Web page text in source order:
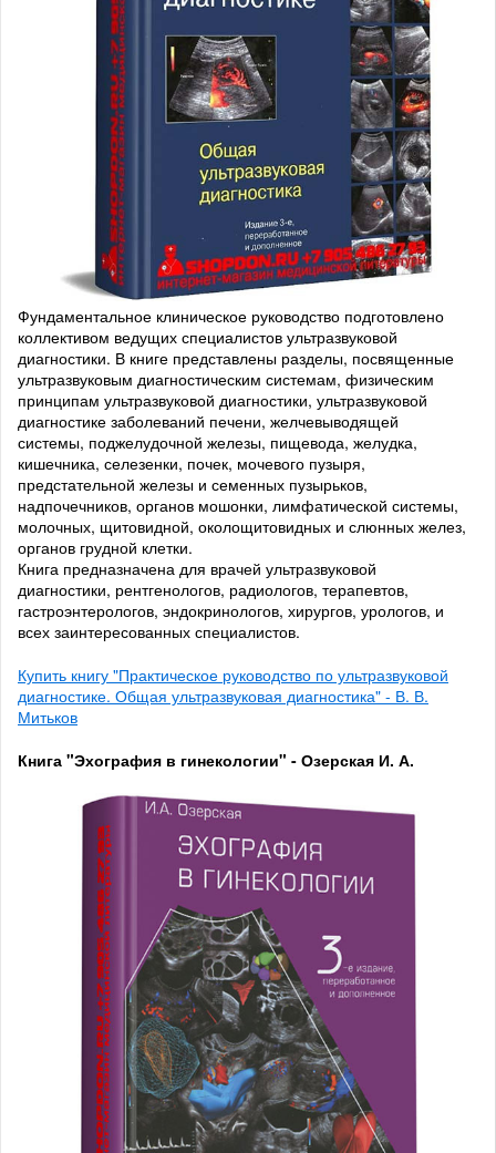
Фундаментальное клиническое руководство подготовлено
коллективом ведущих специалистов ультразвуковой
диагностики. В книге представлены разделы, посвященные
ультразвуковым диагностическим системам, физическим
принципам ультразвуковой диагностики, ультразвуковой
диагностике заболеваний печени, желчевыводящей
системы, поджелудочной железы, пищевода, желудка,
кишечника, селезенки, почек, мочевого пузыря,
предстательной железы и семенных пузырьков,
надпочечников, органов мошонки, лимфатической системы,
молочных, щитовидной, околощитовидных и слюнных желез,
органов грудной клетки.
Книга предназначена для врачей ультразвуковой
диагностики, рентгенологов, радиологов, терапевтов,
гастроэнтерологов, эндокринологов, хирургов, урологов, и
всех заинтересованных специалистов.
Купить книгу "Практическое руководство по ультразвуковой
диагностике. Общая ультразвуковая диагностика" - В. В.
Митьков
Книга "Эхография в гинекологии" - Озерская И. А.